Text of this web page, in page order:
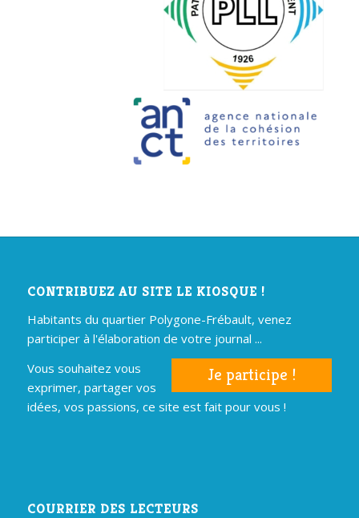
CONTRIBUEZ AU SITE LE KIOSQUE !
Habitants du quartier Polygone-Frébault, venez
participer à l'élaboration de votre journal ...
Je participe !
Vous souhaitez vous
exprimer, partager vos
idées, vos passions, ce site est fait pour vous !
COURRIER DES LECTEURS